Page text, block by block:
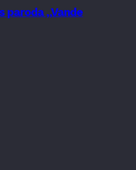
paroda „Vande